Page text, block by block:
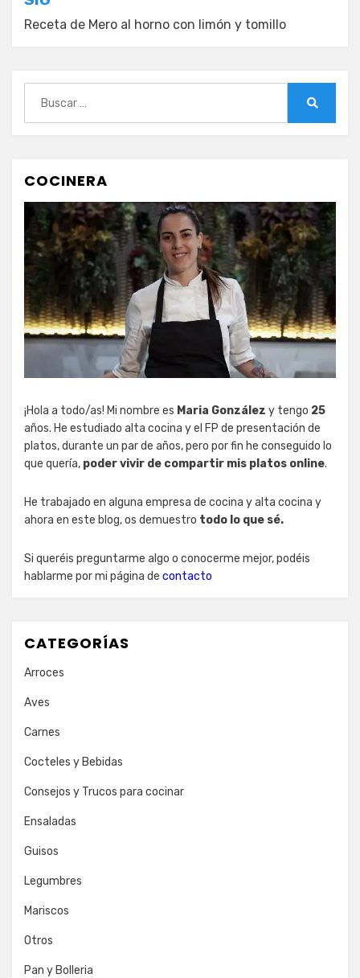
Receta de Mero al horno con limón y tomillo
COCINERA
¡Hola a todo/as! Mi nombre es Maria González y tengo 25
años. He estudiado alta cocina y el FP de presentación de
platos, durante un par de años, pero por fin he conseguido lo
que quería, poder vivir de compartir mis platos online.
He trabajado en alguna empresa de cocina y alta cocina y
ahora en este blog, os demuestro todo lo que sé.
Si queréis preguntarme algo o conocerme mejor, podéis
hablarme por mi página de contacto
CATEGORÍAS
Arroces
Aves
Carnes
Cocteles y Bebidas
Consejos y Trucos para cocinar
Ensaladas
Guisos
Legumbres
Mariscos
Otros
Pan y Bolleria